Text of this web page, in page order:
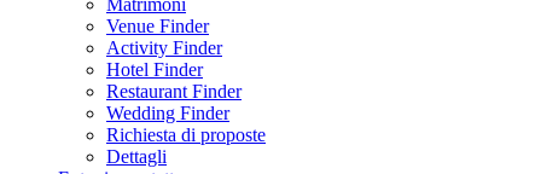
Matrimoni
Venue Finder
Activity Finder
Hotel Finder
Restaurant Finder
Wedding Finder
Richiesta di proposte
Dettagli